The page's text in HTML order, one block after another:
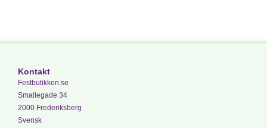
Kontakt
Festbutikken.se
Smallegade 34
2000 Frederiksberg
Svensk